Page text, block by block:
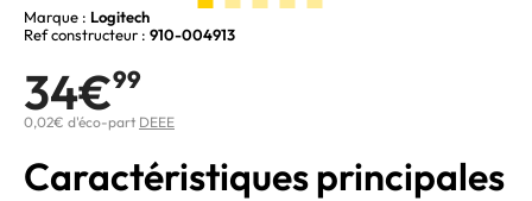
Marque : Logitech
Ref constructeur : 910-004913
34€99
0,02€ d'éco-part DEEE
Caractéristiques principales